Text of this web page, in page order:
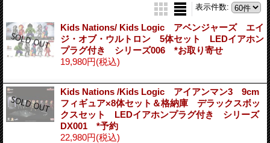
表示件数:
Kids Nations/ Kids Logic アベンジャーズ エイ
ジ・オブ・ウルトロン 5体セット LEDイアホン
プラグ付き シリーズ006 *お取り寄せ
19,980円(税込)
Kids Nations /Kids Logic アイアンマン3 9cm
フィギュア×8体セット＆格納庫 デラックスボッ
クスセット LEDイアホンプラグ付き シリーズ
DX001 *予約
22,980円(税込)